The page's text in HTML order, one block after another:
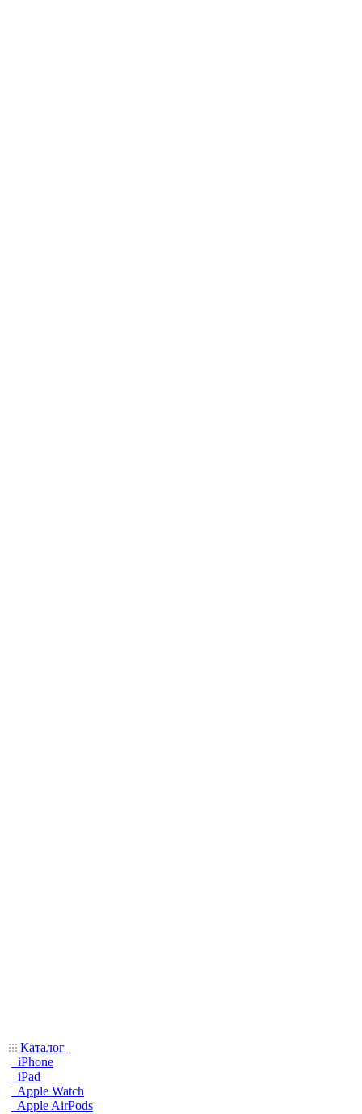
Каталог
iPhone
iPad
Apple Watch
Apple AirPods